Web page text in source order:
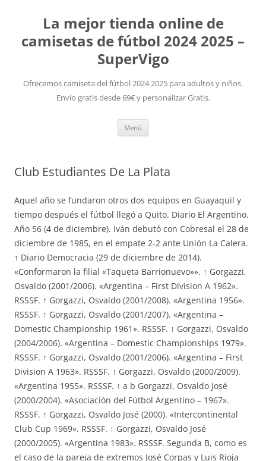
La mejor tienda online de
camisetas de fútbol 2024 2025 –
SuperVigo
Ofrecemos camiseta del fútbol 2024 2025 para adultos y niños.
Envío gratis desde 69€ y personalizar Gratis.
Menú
Club Estudiantes De La Plata
Aquel año se fundaron otros dos equipos en Guayaquil y
tiempo después el fútbol llegó a Quito. Diario El Argentino.
Año 56 (4 de diciembre). Iván debutó con Cobresal el 28 de
diciembre de 1985, en el empate 2-2 ante Unión La Calera.
↑ Diario Democracia (29 de diciembre de 2014).
«Conformaron la filial «Taqueta Barrionuevo»». ↑ Gorgazzi,
Osvaldo (2001/2006). «Argentina – First Division A 1962».
RSSSF. ↑ Gorgazzi, Osvaldo (2001/2008). «Argentina 1956».
RSSSF. ↑ Gorgazzi, Osvaldo (2001/2007). «Argentina –
Domestic Championship 1961». RSSSF. ↑ Gorgazzi, Osvaldo
(2004/2006). «Argentina – Domestic Championships 1979».
RSSSF. ↑ Gorgazzi, Osvaldo (2001/2006). «Argentina – First
Division A 1963». RSSSF. ↑ Gorgazzi, Osvaldo (2000/2009).
«Argentina 1955». RSSSF. ↑ a b Gorgazzi, Osvaldo José
(2000/2004). «Asociación del Fútbol Argentino – 1967».
RSSSF. ↑ Gorgazzi, Osvaldo José (2000). «Intercontinental
Club Cup 1969». RSSSF. ↑ Gorgazzi, Osvaldo José
(2000/2005). «Argentina 1983». RSSSF. Segunda B, como es
el caso de la pareja de extremos José Corpas y Luis Rioja